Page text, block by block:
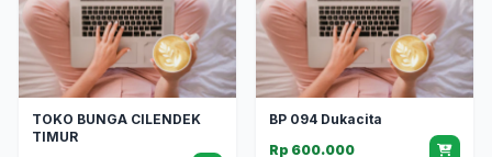
TOKO BUNGA CILENDEK
TIMUR
BP 094 Dukacita
Rp 600.000